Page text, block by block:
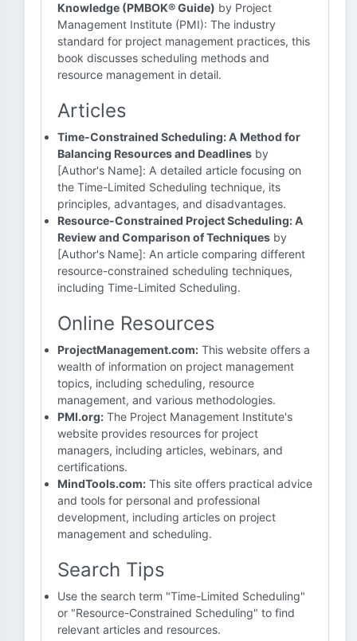
Knowledge (PMBOK® Guide) by Project
Management Institute (PMI): The industry
standard for project management practices, this
book discusses scheduling methods and
resource management in detail.
Articles
Time-Constrained Scheduling: A Method for
Balancing Resources and Deadlines by
[Author's Name]: A detailed article focusing on
the Time-Limited Scheduling technique, its
principles, advantages, and disadvantages.
Resource-Constrained Project Scheduling: A
Review and Comparison of Techniques by
[Author's Name]: An article comparing different
resource-constrained scheduling techniques,
including Time-Limited Scheduling.
Online Resources
ProjectManagement.com: This website offers a
wealth of information on project management
topics, including scheduling, resource
management, and various methodologies.
PMI.org: The Project Management Institute's
website provides resources for project
managers, including articles, webinars, and
certifications.
MindTools.com: This site offers practical advice
and tools for personal and professional
development, including articles on project
management and scheduling.
Search Tips
Use the search term "Time-Limited Scheduling"
or "Resource-Constrained Scheduling" to find
relevant articles and resources.